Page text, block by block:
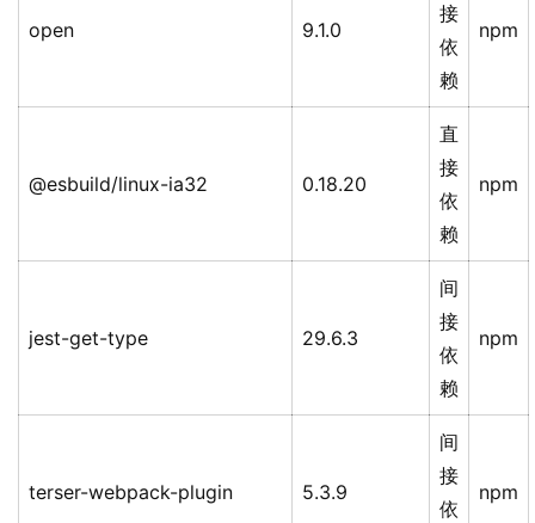
open 9.1.0
接
依
赖
npm
@esbuild/linux-ia32 0.18.20
直
接
依
赖
npm
jest-get-type 29.6.3
间
接
依
赖
npm
terser-webpack-plugin 5.3.9
间
接
依
npm